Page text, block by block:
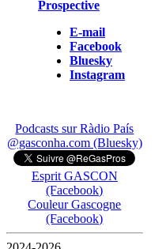
Prospective
E-mail
Facebook
Bluesky
Instagram
Podcasts sur Ràdio País
@gasconha.com (Bluesky)
Esprit GASCON
(Facebook)
Couleur Gascogne
(Facebook)